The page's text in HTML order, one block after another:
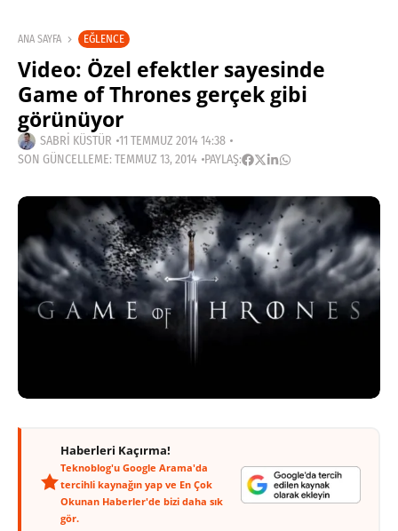
ANA SAYFA EĞLENCE
Video: Özel efektler sayesinde
Game of Thrones gerçek gibi
görünüyor
SABRI KÜSTÜR 11 TEMMUZ 2014 14:38
SON GÜNCELLEME: TEMMUZ 13, 2014 PAYLAŞ:
Haberleri Kaçırma!
Teknoblog'u Google Arama'da
tercihli kaynağın yap ve En Çok
Okunan Haberler'de bizi daha sık
gör.